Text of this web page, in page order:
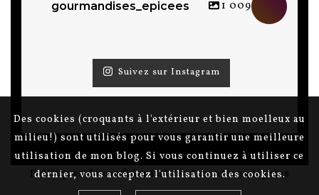
gourmandises_epicees 1 009
Suivez sur Instagram
Politiques de confidentialité et mentions légales
Des cookies (croquants à l'extérieur et bien moelleux au
milieu!) sont utilisés pour vous garantir une meilleure
utilisation de mon blog. Si vous continuez à utiliser ce
dernier, vous acceptez l'utilisation des cookies.